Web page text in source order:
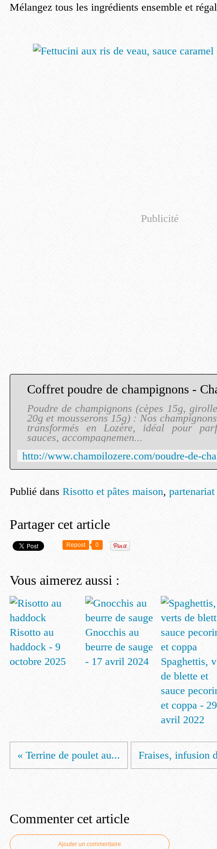
Mélangez tous les ingrédients ensemble et
Publicité
Coffret poudre de champignons -
Poudre de champignons (cèpes 15g,
20g et mousserons 15g) : Nos
transformés en Lozère, idéal pour
sauces, accompagnemen...
Publié dans Risotto et pâtes maison, partenariat
Partager cet article
Repost 0
Vous aimerez aussi :
Risotto au
haddock - 9
octobre 2025
Gnocchis au
beurre de sauge
- 17 avril 2024
Spaghettis,
de blette et
sauce
et coppa - 29
avril 2022
« Terrine de poulet au... Fraises, infusion
Commenter cet article
Ajouter un commentaire